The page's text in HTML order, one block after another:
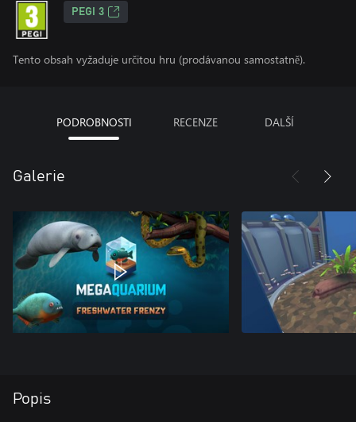
PEGI 3
Tento obsah vyžaduje určitou hru (prodávanou samostatně).
PODROBNOSTI RECENZE DALŠÍ
Galerie
Popis